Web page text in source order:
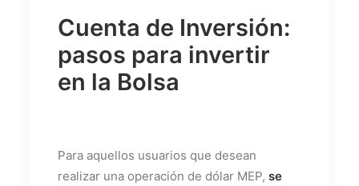
Cuenta de Inversión:
pasos para invertir
en la Bolsa
Para aquellos usuarios que desean
realizar una operación de dólar MEP, se